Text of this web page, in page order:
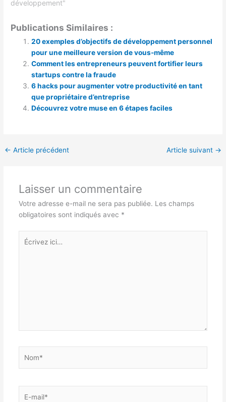
développement"
Publications Similaires :
20 exemples d’objectifs de développement personnel
pour une meilleure version de vous-même
Comment les entrepreneurs peuvent fortifier leurs
startups contre la fraude
6 hacks pour augmenter votre productivité en tant
que propriétaire d’entreprise
Découvrez votre muse en 6 étapes faciles
← Article précédent Article suivant →
Laisser un commentaire
Votre adresse e-mail ne sera pas publiée. Les champs
obligatoires sont indiqués avec *
Écrivez
ici…